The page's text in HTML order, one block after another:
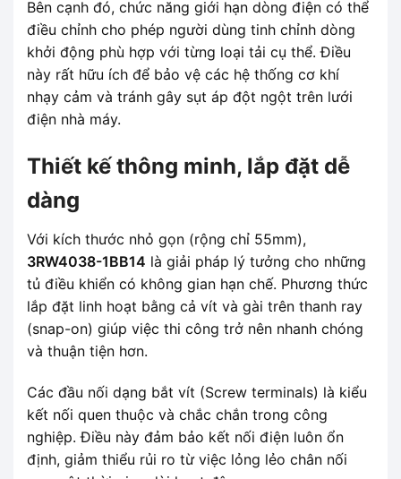
Bên cạnh đó, chức năng giới hạn dòng điện có thể
điều chỉnh cho phép người dùng tinh chỉnh dòng
khởi động phù hợp với từng loại tải cụ thể. Điều
này rất hữu ích để bảo vệ các hệ thống cơ khí
nhạy cảm và tránh gây sụt áp đột ngột trên lưới
điện nhà máy.
Thiết kế thông minh, lắp đặt dễ
dàng
Với kích thước nhỏ gọn (rộng chỉ 55mm),
3RW4038-1BB14 là giải pháp lý tưởng cho những
tủ điều khiển có không gian hạn chế. Phương thức
lắp đặt linh hoạt bằng cả vít và gài trên thanh ray
(snap-on) giúp việc thi công trở nên nhanh chóng
và thuận tiện hơn.
Các đầu nối dạng bắt vít (Screw terminals) là kiểu
kết nối quen thuộc và chắc chắn trong công
nghiệp. Điều này đảm bảo kết nối điện luôn ổn
định, giảm thiểu rủi ro từ việc lỏng lẻo chân nối